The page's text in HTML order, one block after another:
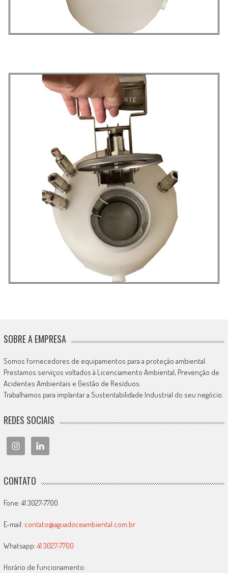
SOBRE A EMPRESA
Somos fornecedores de equipamentos para a proteção ambiental.
Prestamos serviços voltados à Licenciamento Ambiental, Prevenção de
Acidentes Ambientais e Gestão de Resíduos.
Trabalhamos para implantar a Sustentabilidade Industrial do seu negócio.
REDES SOCIAIS
CONTATO
Fone: 41 3027-7700
E-mail: contato@aguadoceambiental.com.br
Whatsapp: 41 3027-7700
Horário de funcionamento: